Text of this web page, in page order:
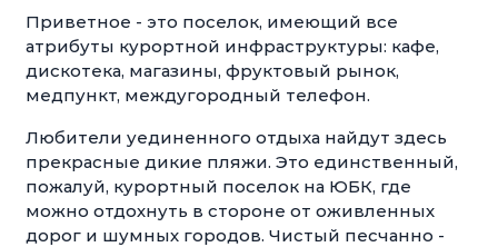
Приветное - это поселок, имеющий все
атрибуты курортной инфраструктуры: кафе,
дискотека, магазины, фруктовый рынок,
медпункт, междугородный телефон.
Любители уединенного отдыха найдут здесь
прекрасные дикие пляжи. Это единственный,
пожалуй, курортный поселок на ЮБК, где
можно отдохнуть в стороне от оживленных
дорог и шумных городов. Чистый песчанно -